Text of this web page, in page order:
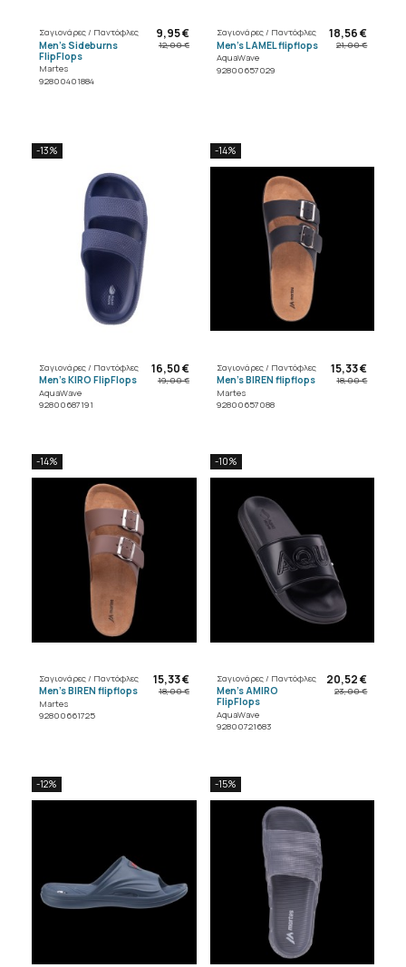
Σαγιονάρες / Παντόφλες
Men's Sideburns
FlipFlops
Martes
92800401884
9,95 €
12,00 €
Σαγιονάρες / Παντόφλες
Men's LAMEL flipflops
AquaWave
92800657029
18,56 €
21,00 €
-13%
Σαγιονάρες / Παντόφλες
Men's KIRO FlipFlops
AquaWave
92800687191
16,50 €
19,00 €
-14%
Σαγιονάρες / Παντόφλες
Men's BIREN flipflops
Martes
92800657088
15,33 €
18,00 €
-14%
Σαγιονάρες / Παντόφλες
Men's BIREN flipflops
Martes
92800661725
15,33 €
18,00 €
-10%
Σαγιονάρες / Παντόφλες
Men's AMIRO
FlipFlops
AquaWave
92800721683
20,52 €
23,00 €
-12% -15%